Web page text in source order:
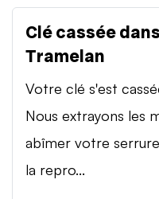
Clé cassée
Tramelan
Votre clé s'est
Nous extrayons les
abîmer votre
la repro...